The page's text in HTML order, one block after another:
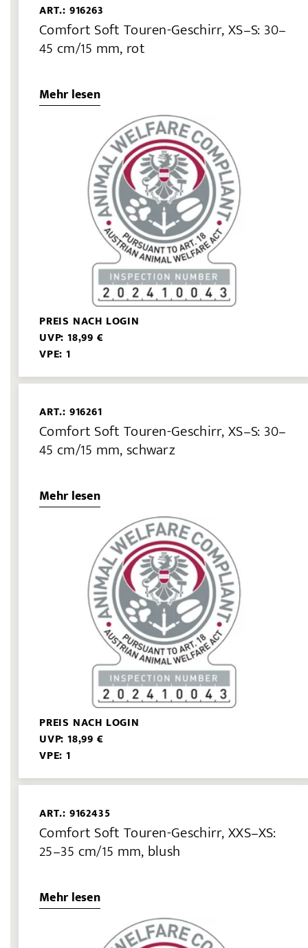
ART.: 916263
Comfort Soft Touren-Geschirr, XS–S: 30–
45 cm/15 mm, rot
Mehr lesen
PREIS NACH LOGIN
UVP: 18,99 €
VPE: 1
ART.: 916261
Comfort Soft Touren-Geschirr, XS–S: 30–
45 cm/15 mm, schwarz
Mehr lesen
PREIS NACH LOGIN
UVP: 18,99 €
VPE: 1
ART.: 9162435
Comfort Soft Touren-Geschirr, XXS–XS:
25–35 cm/15 mm, blush
Mehr lesen